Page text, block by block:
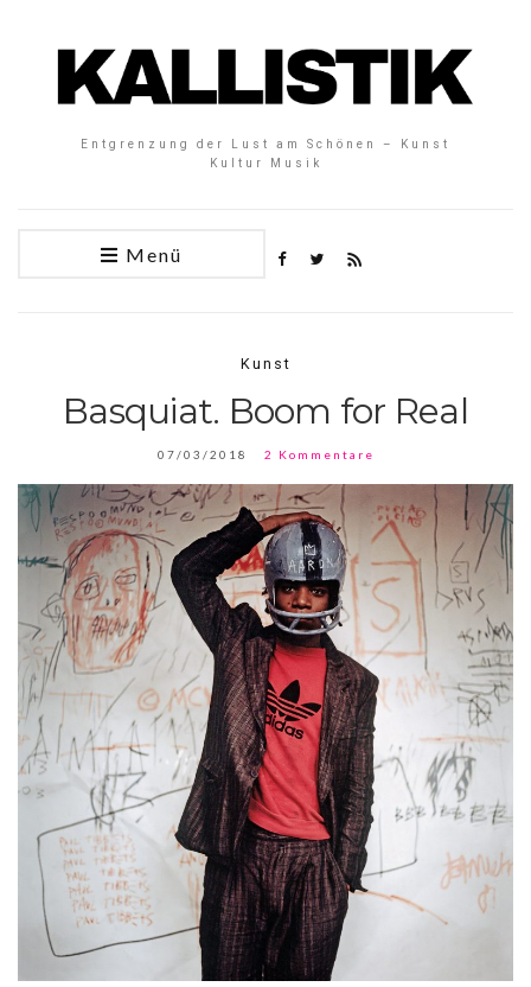
Entgrenzung der Lust am Schönen – Kunst
Kultur Musik
Menü
Kunst
Basquiat. Boom for Real
07/03/2018 2 Kommentare